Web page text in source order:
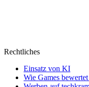
Rechtliches
Einsatz von KI
Wie Games